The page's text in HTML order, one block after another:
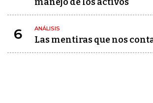
6 ANÁLISIS
Las mentiras que nos